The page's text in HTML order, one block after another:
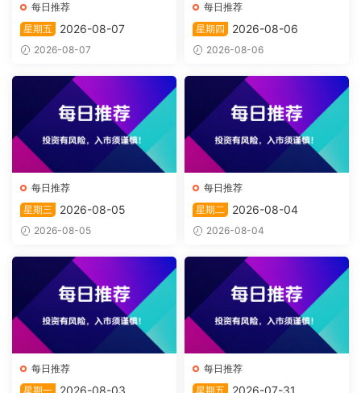
每日推荐
星期五
2026-08-07
2026-08-07
每日推荐
星期四
2026-08-06
2026-08-06
每日推荐
星期三
2026-08-05
2026-08-05
每日推荐
星期二
2026-08-04
2026-08-04
每日推荐
星期一
2026-08-03
每日推荐
星期五
2026-07-31